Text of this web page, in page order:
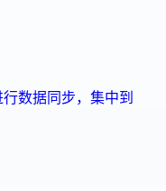
数据同步，集中到